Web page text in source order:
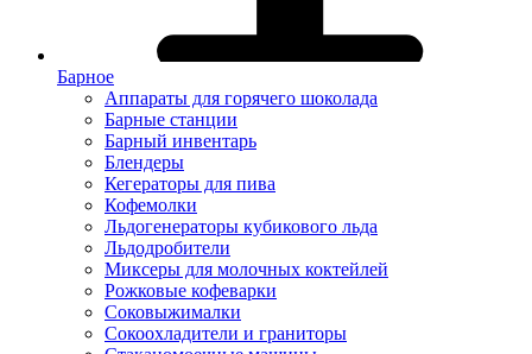
Барное
Аппараты для горячего шоколада
Барные станции
Барный инвентарь
Блендеры
Кегераторы для пива
Кофемолки
Льдогенераторы кубикового льда
Льдодробители
Миксеры для молочных коктейлей
Рожковые кофеварки
Соковыжималки
Сокоохладители и граниторы